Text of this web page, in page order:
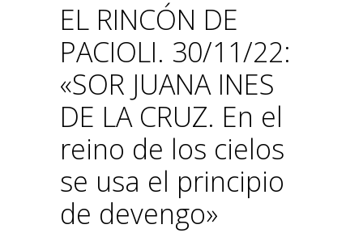
EL RINCÓN DE
PACIOLI. 30/11/22:
«SOR JUANA INES
DE LA CRUZ. En el
reino de los cielos
se usa el principio
de devengo»